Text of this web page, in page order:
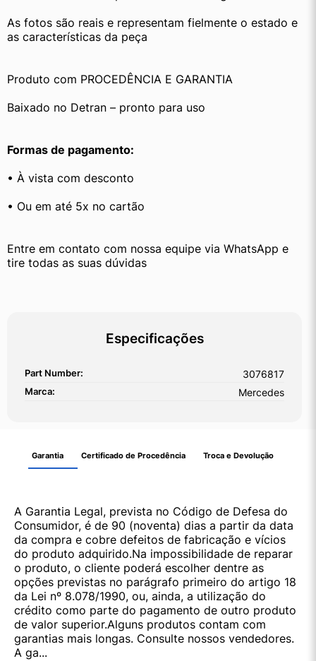
As fotos são reais e representam fielmente o estado e
as características da peça
Produto com PROCEDÊNCIA E GARANTIA
Baixado no Detran – pronto para uso
Formas de pagamento:
• À vista com desconto
• Ou em até 5x no cartão
Entre em contato com nossa equipe via WhatsApp e
tire todas as suas dúvidas
Especificações
Part Number: 3076817
Marca: Mercedes
Garantia Certificado de Procedência Troca e Devolução
A Garantia Legal, prevista no Código de Defesa do
Consumidor, é de 90 (noventa) dias a partir da data
da compra e cobre defeitos de fabricação e vícios
do produto adquirido.Na impossibilidade de reparar
o produto, o cliente poderá escolher dentre as
opções previstas no parágrafo primeiro do artigo 18
da Lei nº 8.078/1990, ou, ainda, a utilização do
crédito como parte do pagamento de outro produto
de valor superior.Alguns produtos contam com
garantias mais longas. Consulte nossos vendedores.
A ga...